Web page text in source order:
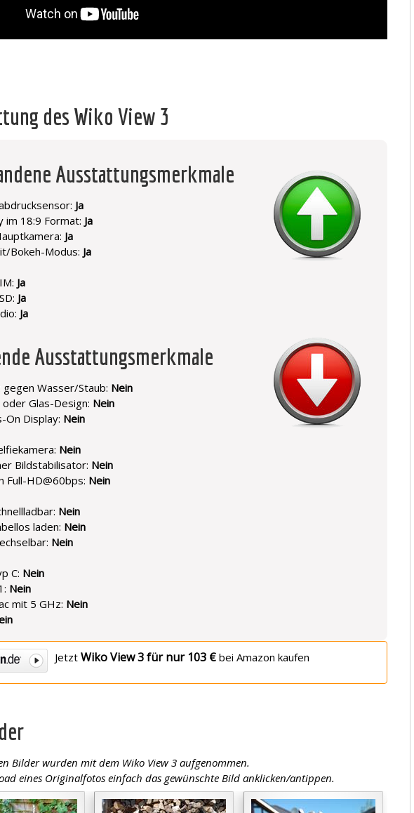
des Wiko View 3
Ausstattungsmerkmale
Ja
im 18:9 Format: Ja
Ja
Bokeh-Modus: Ja
Ja
Ja
Ja
Ausstattungsmerkmale
gegen Wasser/Staub: Nein
Glas-Design: Nein
On Display: Nein
Nein
Bildstabilisator: Nein
Full-HD@60bps: Nein
Nein
laden: Nein
Nein
C: Nein
Nein
mit 5 GHz: Nein
Jetzt Wiko View 3 für nur 103 € bei Amazon kaufen
Bilder wurden mit dem Wiko View 3 aufgenommen.
eines Originalfotos einfach das gewünschte Bild anklicken/antippen.